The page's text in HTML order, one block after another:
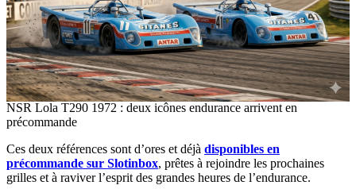
NSR Lola T290 1972 : deux icônes endurance arrivent en
précommande
Ces deux références sont d’ores et déjà disponibles en
précommande sur Slotinbox, prêtes à rejoindre les prochaines
grilles et à raviver l’esprit des grandes heures de l’endurance.